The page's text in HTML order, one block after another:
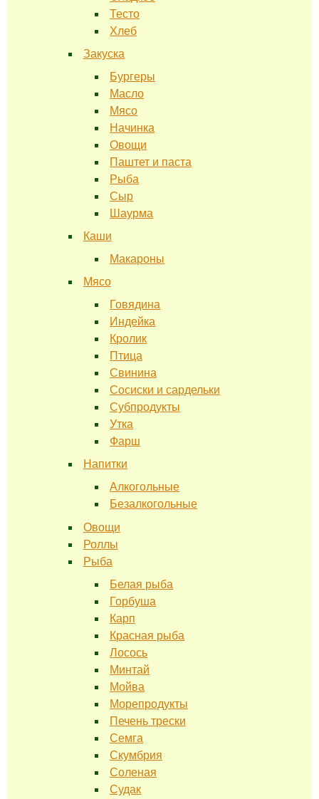
Тесто
Хлеб
Закуска
Бургеры
Масло
Мясо
Начинка
Овощи
Паштет и паста
Рыба
Сыр
Шаурма
Каши
Макароны
Мясо
Говядина
Индейка
Кролик
Птица
Свинина
Сосиски и сардельки
Субпродукты
Утка
Фарш
Напитки
Алкогольные
Безалкогольные
Овощи
Роллы
Рыба
Белая рыба
Горбуша
Карп
Красная рыба
Лосось
Минтай
Мойва
Морепродукты
Печень трески
Семга
Скумбрия
Соленая
Судак